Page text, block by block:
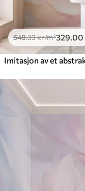
548.33kr/m²329 .00